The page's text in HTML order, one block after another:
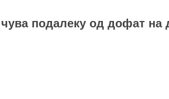
подалеку од дофат на